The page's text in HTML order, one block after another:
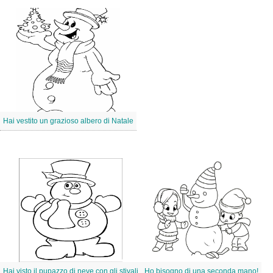
Hai vestito un grazioso albero di Natale
Hai visto il pupazzo di neve con gli stivali Ho bisogno di una seconda mano!